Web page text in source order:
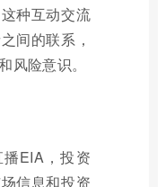
种互动交流
间的联系，
风险意识。
EIA，投资
信息和投资